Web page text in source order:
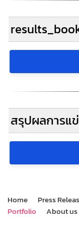
สรุปผลการแ
Home Press
Portfolio
About us